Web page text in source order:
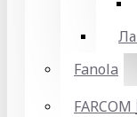
Fanola
FARCOM